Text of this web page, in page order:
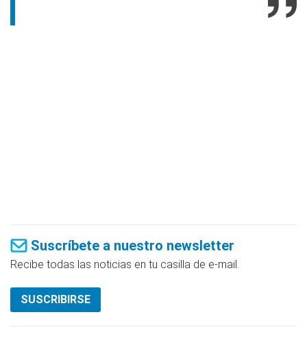
Suscríbete a nuestro newsletter
Recibe todas las noticias en tu casilla de e-mail.
SUSCRIBIRSE